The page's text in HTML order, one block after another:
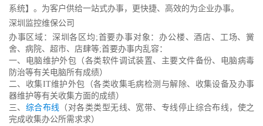
系统】。为客户供给一站式办事，更快捷、高效的为企业办事。
深圳监控维保公司
办事区域：深圳各区均;首要办事对象：办公楼、酒店、工场、黉
舍、病院、超市、店肆等;首要办事内乱容：
一、电脑维护外包（各类软件调试装置、主要文件备份、电脑病毒
防治等有关电脑所有成绩）
二、收集IT维护外包（各类收集毛病检测与解除、收集设备及办事
器维护等有关收集方面的成绩）
三、 综合布线 （对各类类型无线、宽带、专线停止综合布线，使之
完成收集办公所需求求）